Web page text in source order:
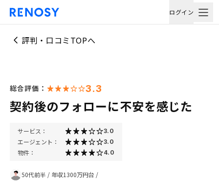
ログイン
評判・口コミTOPへ
総合評価： 3.3
契約後のフォローに不安を感じた
サービス： 3.0
エージェント： 3.0
物件： 4.0
50代前半 / 年収1300万円台 /